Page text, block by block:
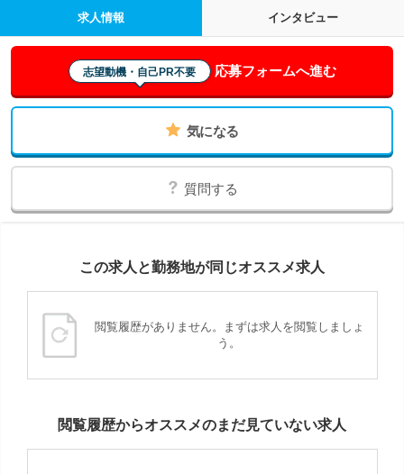
求人情報 インタビュー
志望動機・自己PR不要 応募フォームへ進む
気になる
質問する
この求人と勤務地が同じオススメ求人
閲覧履歴がありません。まずは求人を閲覧しましょ
う。
閲覧履歴からオススメのまだ見ていない求人